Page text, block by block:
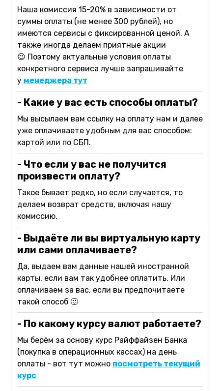
Наша комиссия 15-20% в зависимости от
суммы оплаты (не менее 300 рублей), но
имеются сервисы с фиксированной ценой. А
также иногда делаем приятные акции
😉 Поэтому актуальные условия оплаты
конкретного сервиса лучше запрашивайте
у менеджера тут
- Какие у вас есть способы оплаты?
Мы высылаем вам ссылку на оплату нам и далее
уже оплачиваете удобным для вас способом:
картой или по СБП.
- Что если у вас не получится
произвести оплату?
Такое бывает редко, но если случается, то
делаем возврат средств, включая нашу
комиссию.
- Выдаёте ли вы виртуальную карту
или сами оплачиваете?
Да, выдаем вам данные нашей иностранной
карты, если вам так удобнее оплатить. Или
оплачиваем за вас, если вы предпочитаете
такой способ 🙂
- По какому курсу валют работаете?
Мы берём за основу курс Райффайзен Банка
(покупка в операционных кассах) на день
оплаты - вот тут можно посмотреть текущий
курс